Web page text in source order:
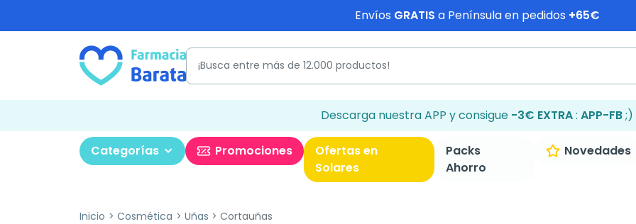
Envíos GRATIS a Península en pedidos +65€
Descarga nuestra APP y consigue -3€ EXTRA: APP-FB;)
Categorías Promociones
Ofertas en
Solares
Packs
Ahorro
Novedades
Inicio Cosmética Uñas Cortauñas